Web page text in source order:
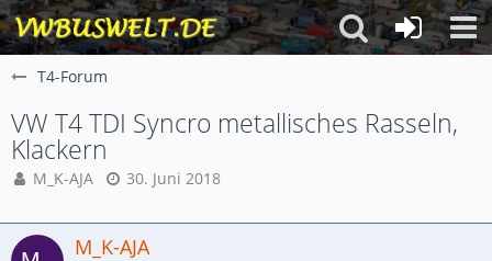
T4-Forum
VW T4 TDI Syncro metallisches Rasseln,
Klackern
M_K-AJA 30. Juni 2018
M_K-AJA